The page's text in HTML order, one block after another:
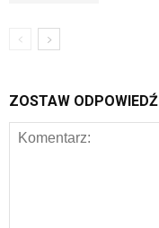
ZOSTAW ODPOWIEDŹ